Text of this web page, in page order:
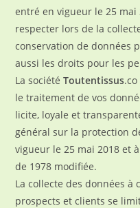
entré en vigueur le 25
respecter lors de la
conservation de données
aussi les droits pour les
La sociétéToutentissus
le traitement de vos
licite, loyale et
général sur la protection
vigueur le 25 mai 2018 et
de 1978 modifiée.
La collecte des données à
prospects et clients se